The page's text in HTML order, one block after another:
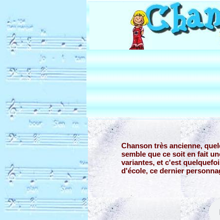
Chanson très ancienne,
semble que ce soit en fait
variantes, et c'est
d'école, ce dernier